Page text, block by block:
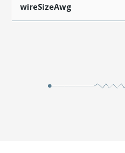
wireSizeAwg